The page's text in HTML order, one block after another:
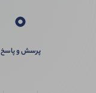
0
پرسش و پاسخ